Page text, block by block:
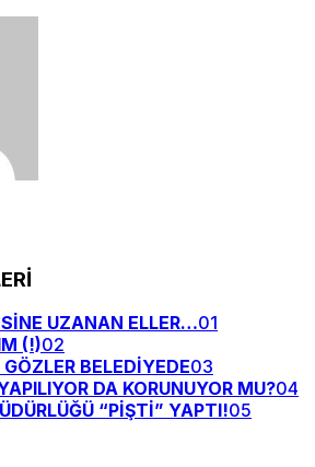
UZANAN ELLER…01
(!)02
BELEDİYEDE03
DA KORUNUYOR MU?04
“PİŞTİ” YAPTI!05